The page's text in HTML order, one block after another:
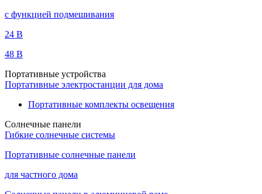
с функцией подмешивания
24 B
48 B
Портативные устройства
Портативные электростанции для дома
Портативные комплекты освещения
Солнечные панели
Гибкие солнечные системы
Портативные солнечные панели
для частного дома